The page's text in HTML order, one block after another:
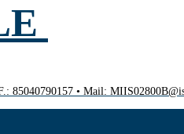
85040790157 • Mail: